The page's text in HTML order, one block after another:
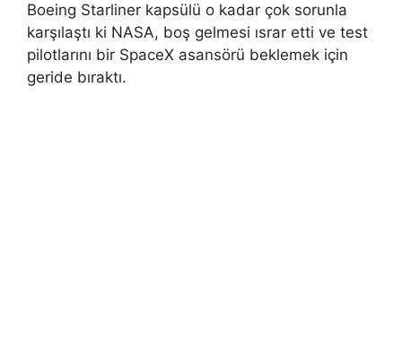
Boeing Starliner kapsülü o kadar çok sorunla
karşılaştı ki NASA, boş gelmesi ısrar etti ve test
pilotlarını bir SpaceX asansörü beklemek için
geride bıraktı.